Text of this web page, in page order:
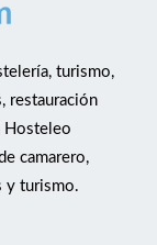
turismo,
restauración
Hosteleo
camarero,
y turismo.